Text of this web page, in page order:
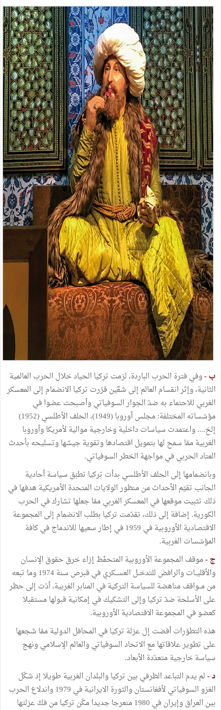
ب -وفي فترة الحرب الباردة، لزمت تركيا الحياد خلال الحرب العالمية
الثانية، وإثر انقسام العالم إلى شقّين قرّرت تركيا الانضمام إلى المعسكر
الغربي للاحتماء به ضدّ الجوار السوفياتي وأصبحت عضوا في
مؤسّساته المختلفة: مجلس أوروبا (1949)، الحلف الأطلسي (1952)
إلخ.... واعتمدت سياسات داخلية وخارجية موالية لأمريكا وأوروبا
الغربية ممّا سمح لها بتمويل اقتصادها وتقوية جيشها وتسليحه بأحدث
العتاد الحربي في مواجهة الخطر السوفياتي.
وبانضمامها إلى الحلف الأطلسي بدأت تركيا تطبّق سياسة أحادية
الجانب تقيّم الأحداث من منظور الولايات المتحدة الأمريكية هدفها في
ذلك تثبيت موقعها في المعسكر الغربي ممّا جعلها تشارك في الحرب
الكورية. إضافة إلى ذلك، تقدّمت تركيا بطلب الانضمام إلى المجموعة
الاقتصادية الأوروبية في 1959 في إطار سعيها للاندماج في كافة
المؤسّسات الغربية.
ج -موقف المجموعة الأوروبية المتحفّظ إزاء خرق حقوق الإنسـان
والأقليــات والرافض للتدخــل العســكري في قبرص سنة 1974 وما تبعه
من مــواقف مناهضة للسياسة التركية في المنابر الغربية، أدّت إلى حظر
على الأسلحة ضدّ تركيا وإلى التشكيك في إمكانية قبولها مستقبلا
كعضو في المجموعة الاقتصادية الأوروبية.
هذه التطوّرات أفضت إل عزلة تركيا في المحافل الدولية ممّا شجعها
على تطوير علاقاتها مع الاتحاد السوفياتي والعالم الإسلامي ونهج
سياسة خارجية متعدّدة الأبعاد.
د -لم يدم التباعد الظرفي بين تركيا والبلدان الغربية طويلا إذ شكّل
الغزو السوفياتي لأفغانستان والثورة الايرانية في 1979 واندلاع الحرب
بين العراق وإيران في 1980 منعرجا جديدا مكّن تركيا من فكّ عزلتها